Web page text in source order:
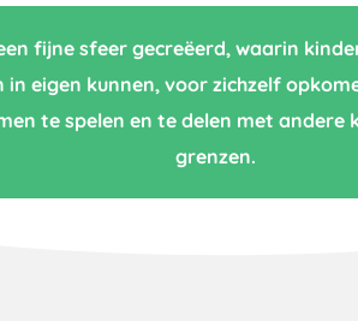
fijne sfeer gecreëerd, waarin
eigen kunnen, voor zichzelf
te spelen en te delen met
grenzen.